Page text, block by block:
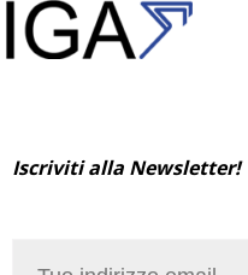
Iscriviti alla Newsletter!